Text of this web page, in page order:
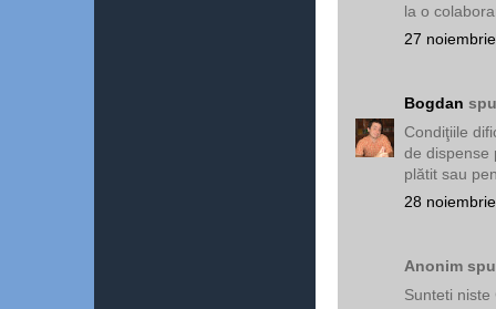
la o
27
Bogdan
Condiţiile
de dispense
plătit sau
28
Anonim
Sunteti